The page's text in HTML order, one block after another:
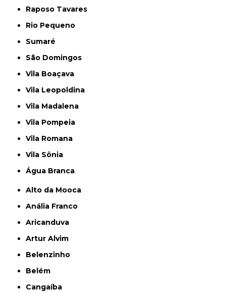
Raposo Tavares
Rio Pequeno
Sumaré
São Domingos
Vila Boaçava
Vila Leopoldina
Vila Madalena
Vila Pompeia
Vila Romana
Vila Sônia
Água Branca
Alto da Mooca
Anália Franco
Aricanduva
Artur Alvim
Belenzinho
Belém
Cangaíba